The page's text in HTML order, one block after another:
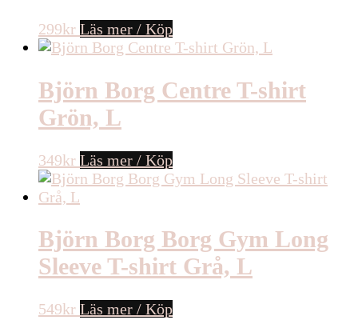
299kr Läs mer / Köp
Björn Borg Centre T-shirt
Grön, L
349kr Läs mer / Köp
Björn Borg Borg Gym Long
Sleeve T-shirt Grå, L
549kr Läs mer / Köp